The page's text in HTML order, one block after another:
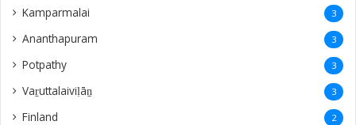
Kamparmalai 3
Ananthapuram 3
‎Potpathy 3
Vaṟuttalaiviḷāṉ 3
Finland 2